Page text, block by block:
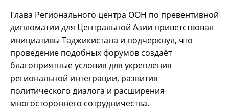
Глава Регионального центра ООН по превентивной
дипломатии для Центральной Азии приветствовал
инициативы Таджикистана и подчеркнул, что
проведение подобных форумов создаёт
благоприятные условия для укрепления
региональной интеграции, развития
политического диалога и расширения
многостороннего сотрудничества.